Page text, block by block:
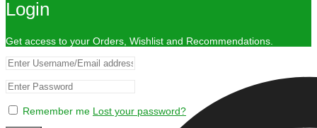
Login
Get access to your Orders, Wishlist and Recommendations.
Remember me Lost your password?